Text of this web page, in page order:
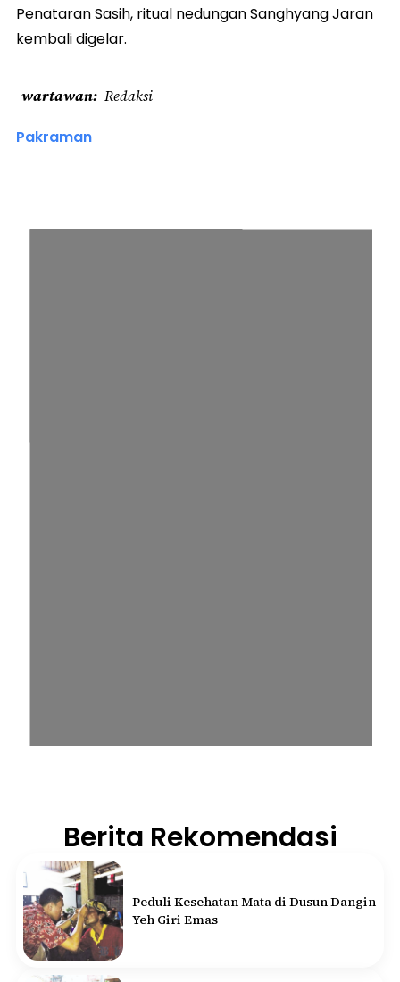
Penataran Sasih, ritual nedungan Sanghyang Jaran
kembali digelar.
wartawan Redaksi
Pakraman
Berita Rekomendasi
Peduli Kesehatan Mata di Dusun Dangin
Yeh Giri Emas